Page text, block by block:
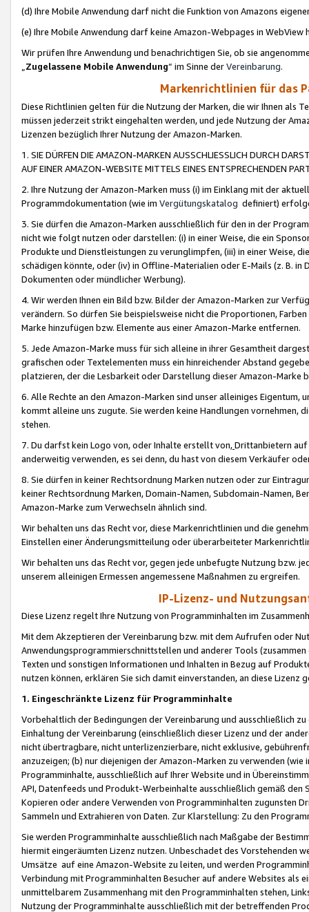
(d) Ihre Mobile Anwendung darf nicht die Funktion von Amazons
(e) Ihre Mobile Anwendung darf keine Amazon-Webpages in WebView
Wir prüfen Ihre Anwendung und benachrichtigen Sie, ob sie
„Zugelassene Mobile Anwendung“ im Sinne derVereinbarung.
Markenrichtlinien für das
Diese Richtlinien gelten für die Nutzung der Marken, die wir Ihnen als
müssen jederzeit strikt eingehalten werden, und jede Nutzung der
Lizenzen bezüglich Ihrer Nutzung der Amazon-Marken.
1. SIE DÜRFEN DIE AMAZON-MARKEN AUSSCHLIESSLICH DURCH
AUF EINER AMAZON-WEBSITE MITTELS EINES ENTSPRECHENDEN
2. Ihre Nutzung der Amazon-Marken muss (i) im Einklang mit der
Programmdokumentation (wie im Vergütungskatalog definiert)
3. Sie dürfen die Amazon-Marken ausschließlich für den in der
nicht wie folgt nutzen oder darstellen: (i) in einer Weise, die ein
Produkte und Dienstleistungen zu verunglimpfen, (iii) in einer Weise,
schädigen könnte, oder (iv) in Offline-Materialien oder E-Mails (z. B. in
Dokumenten oder mündlicher Werbung).
4. Wir werden Ihnen ein Bild bzw. Bilder der Amazon-Marken zur
verändern. So dürfen Sie beispielsweise nicht die Proportionen,
Marke hinzufügen bzw. Elemente aus einer Amazon-Marke entfernen.
5. Jede Amazon-Marke muss für sich alleine in ihrer Gesamtheit
grafischen oder Textelementen muss ein hinreichender Abstand
platzieren, der die Lesbarkeit oder Darstellung dieser Amazon-Marke
6. Alle Rechte an den Amazon-Marken sind unser alleiniges
kommt alleine uns zugute. Sie werden keine Handlungen vornehmen,
stehen.
7. Du darfst kein Logo von, oder Inhalte erstellt von,Drittanbietern auf
anderweitig verwenden, es sei denn, du hast von diesem Verkäufer
8. Sie dürfen in keiner Rechtsordnung Marken nutzen oder zur
keiner Rechtsordnung Marken, Domain-Namen, Subdomain-Namen,
Amazon-Marke zum Verwechseln ähnlich sind.
Wir behalten uns das Recht vor, diese Markenrichtlinien und die
Einstellen einer Änderungsmitteilung oder überarbeiteter
Wir behalten uns das Recht vor, gegen jede unbefugte Nutzung bzw.
unserem alleinigen Ermessen angemessene Maßnahmen zu ergreifen.
IP-Lizenz- und
Diese Lizenz regelt Ihre Nutzung von Programminhalten im
Mit dem Akzeptieren der Vereinbarung bzw. mit dem Aufrufen oder
Anwendungsprogrammierschnittstellen und anderer Tools (zusammen
Texten und sonstigen Informationen und Inhalten in Bezug auf
nutzen können, erklären Sie sich damit einverstanden, an diese Lizenz
1. Eingeschränkte Lizenz für Programminhalte
Vorbehaltlich der Bedingungen der Vereinbarung und ausschließlich
Einhaltung der Vereinbarung (einschließlich dieser Lizenz und der
nicht übertragbare, nicht unterlizenzierbare, nicht exklusive,
anzuzeigen; (b) nur diejenigen der Amazon-Marken zu verwenden
Programminhalte, ausschließlich auf Ihrer Website und in
API, Datenfeeds und Produkt-Werbeinhalte ausschließlich gemäß
Kopieren oder andere Verwenden von Programminhalten zugunsten
Sammeln und Extrahieren von Daten. Zur Klarstellung: Zu den
Sie werden Programminhalte ausschließlich nach Maßgabe der
hiermit eingeräumten Lizenz nutzen. Unbeschadet des Vorstehenden
Umsätze auf eine Amazon-Website zu leiten, und werden
Verbindung mit Programminhalten Besucher auf andere Websites als
unmittelbarem Zusammenhang mit den Programminhalten stehen,
Nutzung der Programminhalte ausschließlich mit der betreffenden